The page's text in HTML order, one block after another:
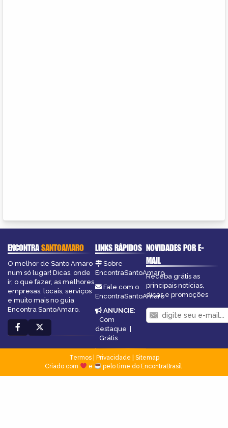
ENCONTRASANTOAMARO
O melhor de Santo Amaro
num só lugar! Dicas, onde
ir, o que fazer, as melhores
empresas, locais, serviços
e muito mais no guia
Encontra SantoAmaro.
LINKS RÁPIDOS
Sobre
EncontraSantoAmaro
Fale com o
EncontraSantoAmaro
ANUNCIE:
Com
destaque |
Grátis
NOVIDADES POR E-
MAIL
Receba grátis as
principais notícias,
dicas e promoções
Termos| Privacidade
Sitemap
Criado com
e pelo time do EncontraBrasil